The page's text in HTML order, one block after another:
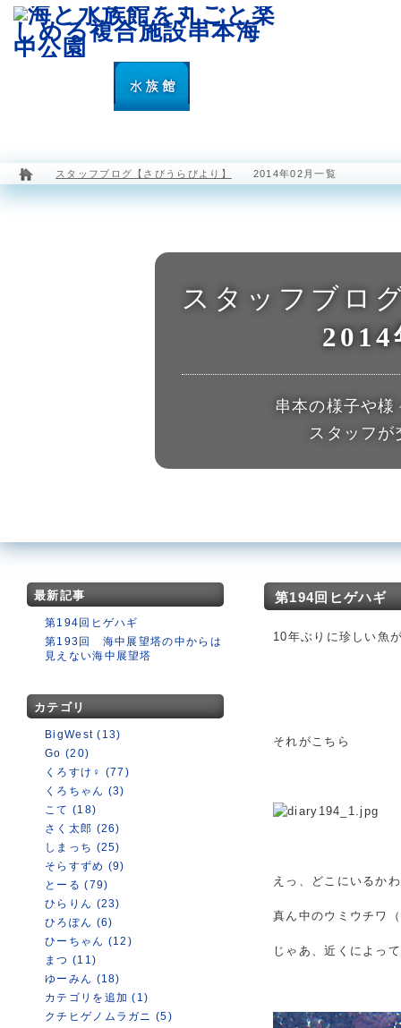
園内マップ
スタッフブログ【さびうらびより】 2014年02月一覧
スタッフブロ
2014
串本の様子や
スタッフが
最新記事
第194回ヒゲハギ
第193回 海中展望塔の中からは
見えない海中展望塔
カテゴリ
BigWest (13)
Go (20)
くろすけ♀ (77)
くろちゃん (3)
こて (18)
さく太郎 (26)
しまっち (25)
そらすずめ (9)
とーる (79)
ひらりん (23)
ひろぽん (6)
ひーちゃん (12)
まつ (11)
ゆーみん (18)
カテゴリを追加 (1)
クチヒゲノムラガニ (5)
第194回ヒゲハギ
10年ぶりに珍しい魚
それがこちら
えっ、どこにいるか
真ん中のウミウチワ
じゃあ、近くによっ